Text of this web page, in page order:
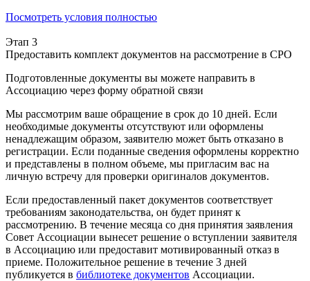
Посмотреть условия полностью
Этап 3
Предоставить комплект документов на рассмотрение в СРО
Подготовленные документы вы можете направить в
Ассоциацию через форму обратной связи
Мы рассмотрим ваше обращение в срок до 10 дней. Если
необходимые документы отсутствуют или оформлены
ненадлежащим образом, заявителю может быть отказано в
регистрации. Если поданные сведения оформлены корректно
и представлены в полном объеме, мы пригласим вас на
личную встречу для проверки оригиналов документов.
Если предоставленный пакет документов соответствует
требованиям законодательства, он будет принят к
рассмотрению. В течение месяца со дня принятия заявления
Совет Ассоциации вынесет решение о вступлении заявителя
в Ассоциацию или предоставит мотивированный отказ в
приеме. Положительное решение в течение 3 дней
публикуется в библиотеке документов Ассоциации.